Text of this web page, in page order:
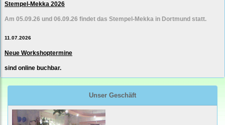
Stempel-Mekka 2026
Am 05.09.26 und 06.09.26 findet das Stempel-Mekka in Dortmund statt.
11.07.2026
Neue Workshoptermine
sind online buchbar.
Unser Geschäft